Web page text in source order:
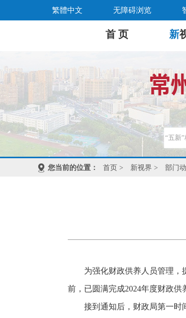
繁體中文 无障碍浏览
首 页 新
您当前的位置： 首页 > 新视界 > 部门
为强化财政供养人员管理，
前，已圆满完成2024年度财政供
接到通知后，财政局第一时